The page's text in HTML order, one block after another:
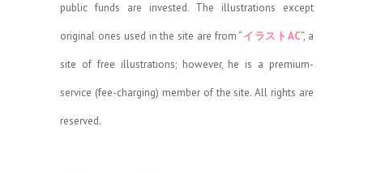
public funds are invested. The illustrations except
original ones used in the site are from “イラストAC”, a
site of free illustrations; however, he is a premium-
service (fee-charging) member of the site. All rights are
reserved.